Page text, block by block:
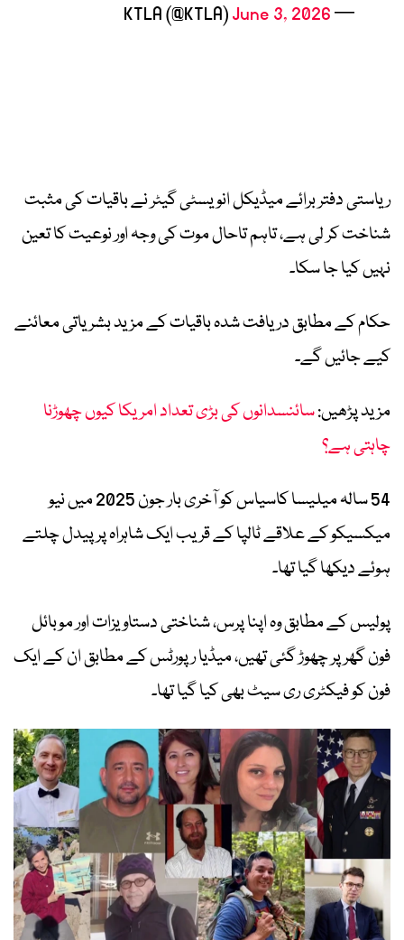
— KTLA (@KTLA)
June 3, 2026
ریاستی دفتر برائے میڈیکل انویسٹی گیٹر نے باقیات کی مثبت
شناخت کر لی ہے، تاہم تاحال موت کی وجہ اور نوعیت کا تعین
نہیں کیا جا سکا۔
حکام کے مطابق دریافت شدہ باقیات کے مزید بشریاتی معائنے
کیے جائیں گے۔
مزید پڑھیں:سائنسدانوں کی بڑی تعداد امریکا کیوں چھوڑنا
چاہتی ہے؟
54 سالہ میلیسا کاسیاس کو آخری بار جون 2025 میں نیو
میکسیکو کے علاقے ٹالپا کے قریب ایک شاہراہ پر پیدل چلتے
ہوئے دیکھا گیا تھا۔
پولیس کے مطابق وہ اپنا پرس، شناختی دستاویزات اور موبائل
فون گھر پر چھوڑ گئی تھیں، میڈیا رپورٹس کے مطابق ان کے ایک
فون کو فیکٹری ری سیٹ بھی کیا گیا تھا۔